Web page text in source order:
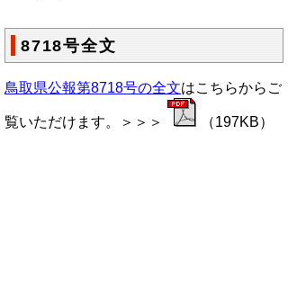
8718号全文
鳥取県公報第8718号の全文はこちらからご
覧いただけます。＞＞＞ （197KB）